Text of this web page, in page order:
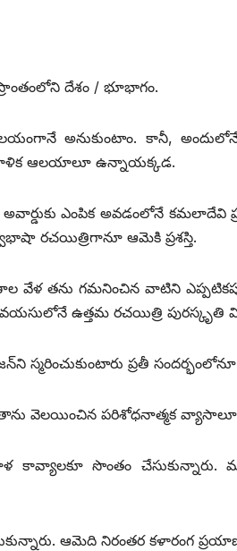
దేశం / భూభాగం.
అనుకుంటాం. కానీ,
కాళిక ఆలయాలూ ఉన్నాయక్కడ.
ఎంపిక అవడంలోనే కమలాదేవి
రచయిత్రిగానూ ఆమెకి ప్రశస్తి.
తను గమనించిన వాటిని
ఉత్తమ రచయిత్రి పురస్కృతి
స్మరించుకుంటారు ప్రతీ
వెలయించిన పరిశోధనాత్మక
కావ్యాలకూ సొంతం
ఆమెది నిరంతర కళారంగ